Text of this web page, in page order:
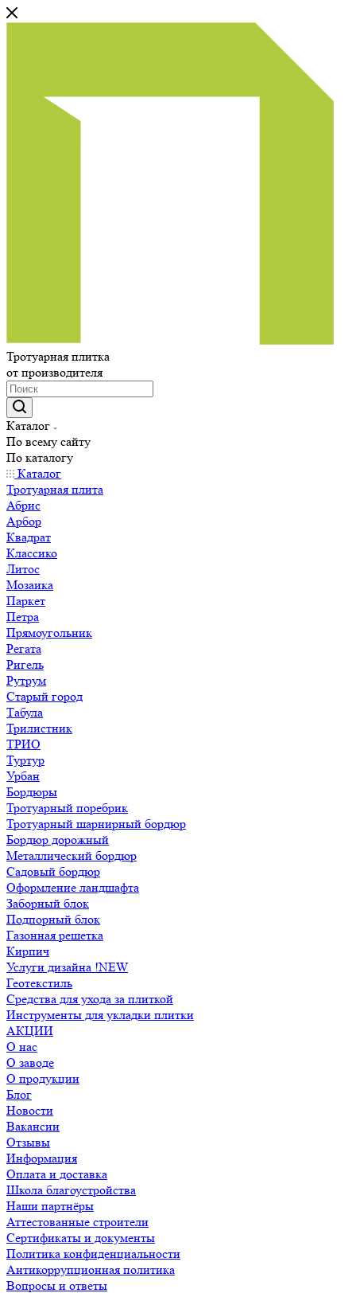
Тротуарная плитка
от производителя
Каталог
По всему сайту
По каталогу
Каталог
Тротуарная плита
Абрис
Арбор
Квадрат
Классико
Литос
Мозаика
Паркет
Петра
Прямоугольник
Регата
Ригель
Рутрум
Старый город
Табула
Трилистник
ТРИО
Туртур
Урбан
Бордюры
Тротуарный поребрик
Тротуарный шарнирный бордюр
Бордюр дорожный
Металлический бордюр
Садовый бордюр
Оформление ландшафта
Заборный блок
Подпорный блок
Газонная решетка
Кирпич
Услуги дизайна !NEW
Геотекстиль
Средства для ухода за плиткой
Инструменты для укладки плитки
АКЦИИ
О нас
О заводе
О продукции
Блог
Новости
Вакансии
Отзывы
Информация
Оплата и доставка
Школа благоустройства
Наши партнёры
Аттестованные строители
Сертификаты и документы
Политика конфиденциальности
Антикоррупционная политика
Вопросы и ответы